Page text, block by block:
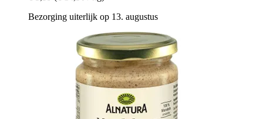
Bezorging uiterlijk op 13. augustus